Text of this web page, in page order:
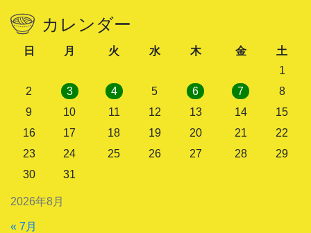
カレンダー
2026年8月
日 月 火 水 木 金
土
1
2
3 4 5 6 7
8
9
10 11 12 13 14
15
16
17 18 19 20 21
22
23
24 25 26 27 28
29
30
31
« 7月